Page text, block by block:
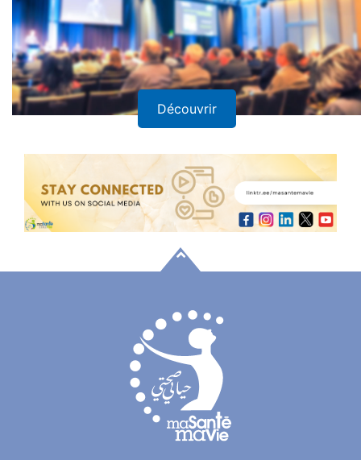
Découvrir